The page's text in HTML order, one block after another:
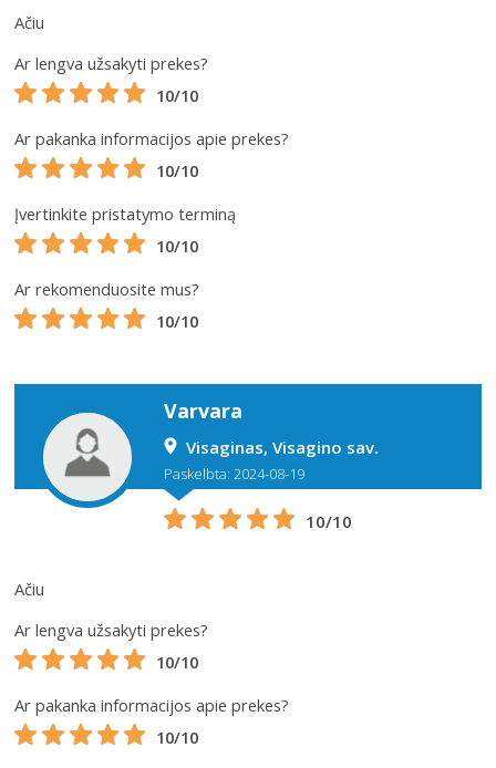
Ačiu
Ar lengva užsakyti prekes?
10/10
Ar pakanka informacijos apie prekes?
10/10
Įvertinkite pristatymo terminą
10/10
Ar rekomenduosite mus?
10/10
Varvara
Visaginas, Visagino sav.
Paskelbta: 2024-08-19
10/10
Ačiu
Ar lengva užsakyti prekes?
10/10
Ar pakanka informacijos apie prekes?
10/10